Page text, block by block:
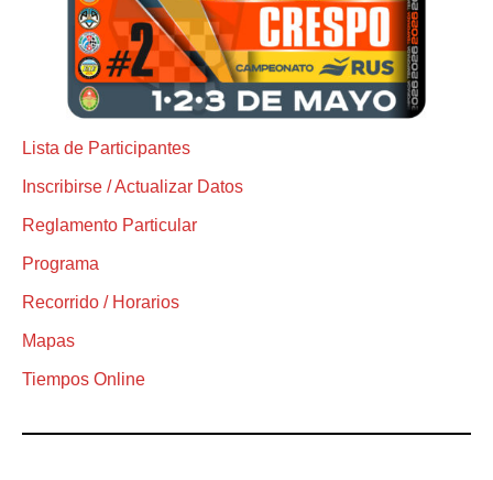
Lista de Participantes
Inscribirse / Actualizar Datos
Reglamento Particular
Programa
Recorrido / Horarios
Mapas
Tiempos Online